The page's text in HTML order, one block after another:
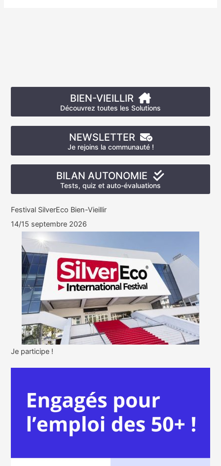
BIEN-VIEILLIR
Découvrez toutes les Solutions
NEWSLETTER
Je rejoins la communauté !
BILAN AUTONOMIE
Tests, quiz et auto-évaluations
Festival SilverEco Bien-Vieillir
14/15 septembre 2026
Je participe !